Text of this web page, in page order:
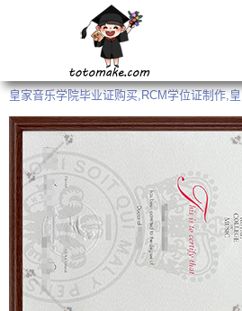
皇家音乐学院毕业证购买,RCM学位证制作,